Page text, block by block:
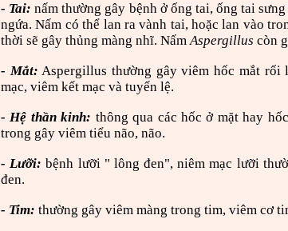
- Tai: nấm thường gây bệnh ở ống tai, ống tai
ngứa. Nấm có thể lan ra vành tai, hoặc lan vào
thời sẽ gây thủng màng nhĩ. NấmAspergillus còn
- Mắt: Aspergillus thường gây viêm hốc mắt rối
mạc, viêm kết mạc và tuyến lệ.
- Hệ thần kinh: thông qua các hốc ở mặt hay
trong gây viêm tiểu não, não.
- Lưỡi: bệnh lưỡi " lông đen", niêm mạc lưỡi
đen.
- Tim: thường gây viêm màng trong tim, viêm cơ